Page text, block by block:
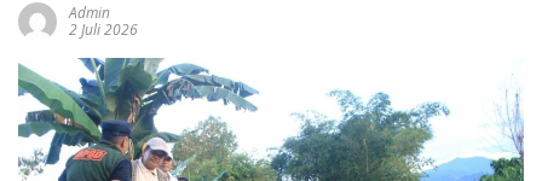
Admin
2 Juli 2026